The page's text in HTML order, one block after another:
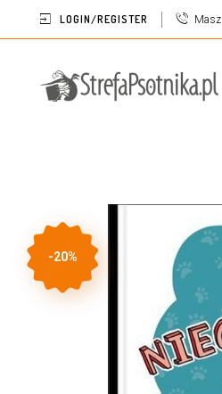
LOGIN/REGISTER
-20%